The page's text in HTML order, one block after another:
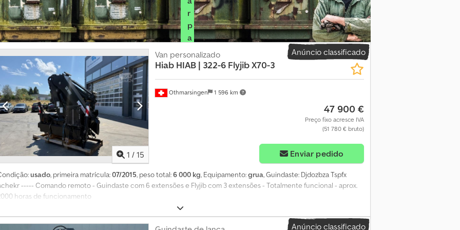
r
p
a
o
n
d
Anúncio classificado
1 / 15
Othmarsingen 1 596 km
Van personalizado
Hiab HIAB | 322-6 Flyjib X70-3
47 900 €
Preço fixo acresce IVA
(51 780 € bruto)
Enviar pedido
usado, primeira matrícula:07/2015, peso total:6 000 kg, Equipamento:grua, Guindaste: Djdozbza Tspfx
----- Comando remoto - Guindaste com 6 extensões e Flyjib com 3 extensões - Totalmente funcional - aprox.
horas de funcionamento
Anúncio classificado